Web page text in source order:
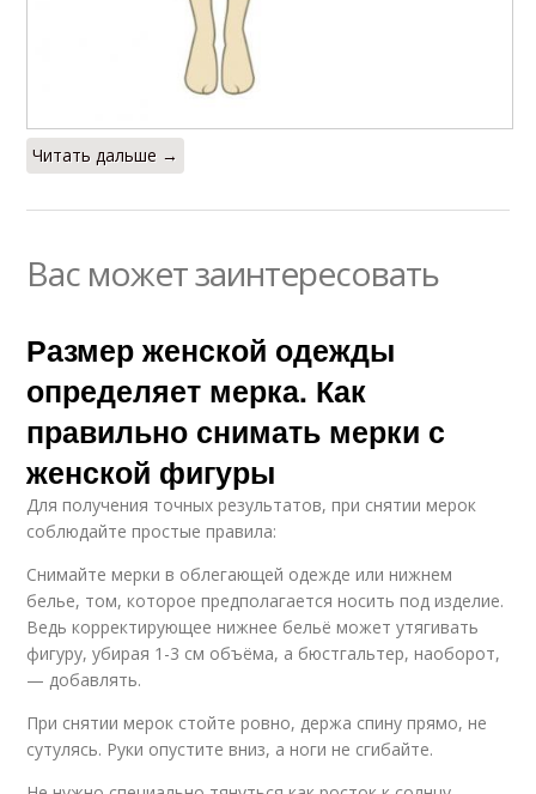
Читать дальше →
Вас может заинтересовать
Размер женской одежды
определяет мерка. Как
правильно снимать мерки с
женской фигуры
Для получения точных результатов, при снятии мерок
соблюдайте простые правила:
Снимайте мерки в облегающей одежде или нижнем
белье, том, которое предполагается носить под изделие.
Ведь корректирующее нижнее бельё может утягивать
фигуру, убирая 1-3 см объёма, а бюстгальтер, наоборот,
— добавлять.
При снятии мерок стойте ровно, держа спину прямо, не
сутулясь. Руки опустите вниз, а ноги не сгибайте.